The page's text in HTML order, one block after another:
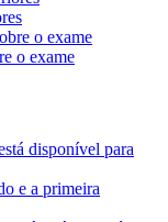
o exame
disponível para
e a primeira